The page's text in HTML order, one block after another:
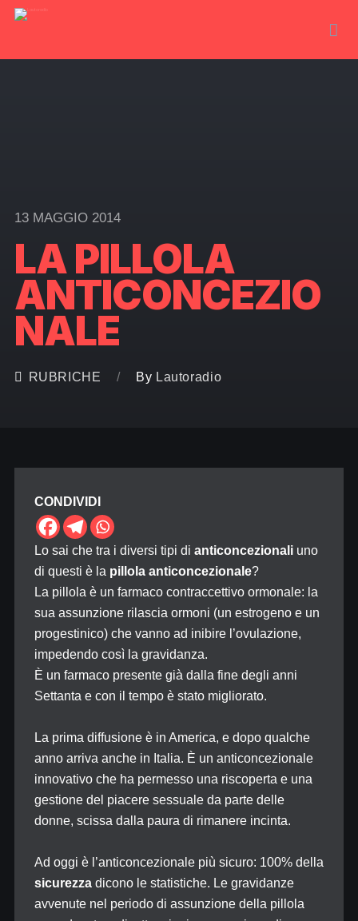
13 MAGGIO 2014
LA PILLOLA
ANTICONCEZIO
NALE
RUBRICHE By Lautoradio
CONDIVIDI
Lo sai che tra i diversi tipi di anticoncezionaliuno
di questi è la pillola anticoncezionale?
La pillola è un farmaco contraccettivo ormonale: la
sua assunzione rilascia ormoni (un estrogeno e un
progestinico) che vanno ad inibire l’ovulazione,
impedendo così la gravidanza.
È un farmaco presente già dalla fine degli anni
Settanta e con il tempo è stato migliorato.
La prima diffusione è in America, e dopo qualche
anno arriva anche in Italia. È un anticoncezionale
innovativo che ha permesso una riscoperta e una
gestione del piacere sessuale da parte delle
donne, scissa dalla paura di rimanere incinta.
Ad oggi è l’anticoncezionale più sicuro: 100% della
sicurezzadicono le statistiche. Le gravidanze
avvenute nel periodo di assunzione della pillola